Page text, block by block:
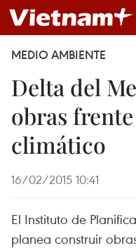
MEDIO AMBIENTE
Delta del
obras
climático
16/02/2015 10:41
El Instituto de
planea construir